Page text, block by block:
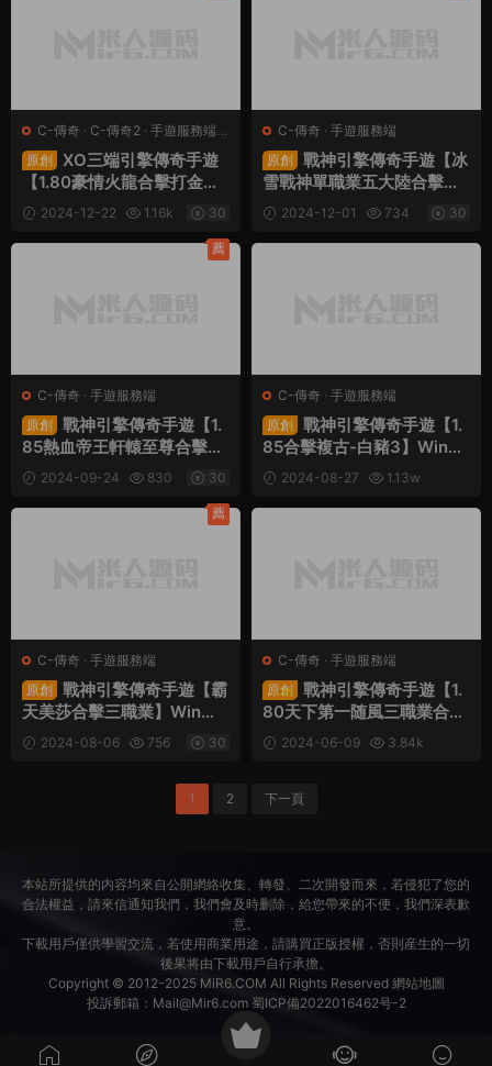
C-傳奇 · C-傳奇2 · 手遊服務端·
端遊服務端
原創
XO三端引擎傳奇手遊
【1.80豪情火龍合擊打金
版】Win一鍵服務端+PC安
卓蘋果三端互通+視頻架設
教程
2024-12-22 1.16k 30
C-傳奇 · 手遊服務端
原創
戰神引擎傳奇手遊【冰
雪戰神單職業五大陸合擊
版】Win一鍵服務端+安卓蘋
果雙端+GM後台+視頻架設
教程
2024-12-01 734 30
C-傳奇 · 手遊服務端
原創
戰神引擎傳奇手遊【1.
85熱血帝王軒轅至尊合擊微
變第2版】Win一鍵服務端
+安卓蘋果雙端+視頻架設教
程
2024-09-24 830 30
薦
C-傳奇 · 手遊服務端
原創
戰神引擎傳奇手遊【1.
85合擊複古-白豬3】Win一
鍵服務端+安卓蘋果雙端+G
M後台+視頻架設教程
2024-08-27
1.13w
C-傳奇 · 手遊服務端
原創
戰神引擎傳奇手遊【霸
天美莎合擊三職業】Win一
鍵服務端+安卓蘋果雙端+G
M授權物品後台+視頻架設教
2024-08-06 756 30
薦
C-傳奇 · 手遊服務端
原創
戰神引擎傳奇手遊【1.
80天下第一随風三職業合擊
版】Win一鍵服務端+安卓蘋
果雙端+GM授權物品後台
2024-06-09
3.84k
1 2 下一頁
本站所提供的内容均來自公開網絡收集、轉發、二次開發而來，若侵犯了您的
合法權益，請來信通知我們，我們會及時删除，給您帶來的不便，我們深表歉
意。
下載用戶僅供學習交流，若使用商業用途，請購買正版授權，否則産生的一切
後果将由下載用戶自行承擔。
Copyright © 2012-2025 MiR6.COM All Rights Reserved 網站地圖
投訴郵箱： Mail@Mir6.com 蜀ICP備2022016462号-2